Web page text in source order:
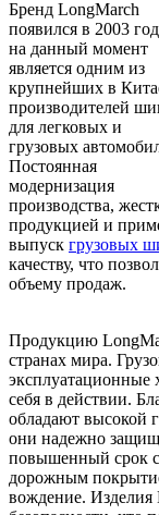
Бренд LongMarch
появился в 2003
на данный момент
является одним из
крупнейших в
производителей
для легковых и
грузовых
Постоянная
модернизация
производства,
продукцией и
выпуск грузовых
качеству, что
объему продаж.
Продукцию
странах мира.
эксплуатационные
себя в действии.
обладают высокой
они надежно
повышенный срок
дорожным
вождение. Изделия